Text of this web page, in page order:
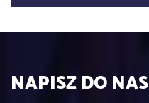
NAPISZ DO NAS